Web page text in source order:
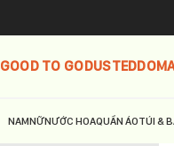
GOOD TO GODUSTED
NAMNỮNƯỚC HOAQUẦN ÁOTÚI &